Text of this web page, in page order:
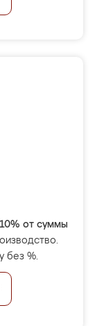
10% от суммы
без %.